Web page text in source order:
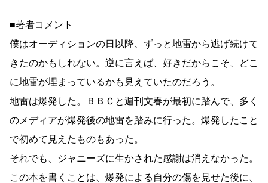
■著者コメント
僕はオーディションの日以降、ずっと地雷から逃げ続けて
きたのかもしれない。逆に言えば、好きだからこそ、どこ
に地雷が埋まっているかも見えていたのだろう。
地雷は爆発した。ＢＢＣと週刊文春が最初に踏んで、多く
のメディアが爆発後の地雷を踏みに行った。爆発したこと
で初めて見えたものもあった。
それでも、ジャニーズに生かされた感謝は消えなかった。
この本を書くことは、爆発による自分の傷を見せた後に、